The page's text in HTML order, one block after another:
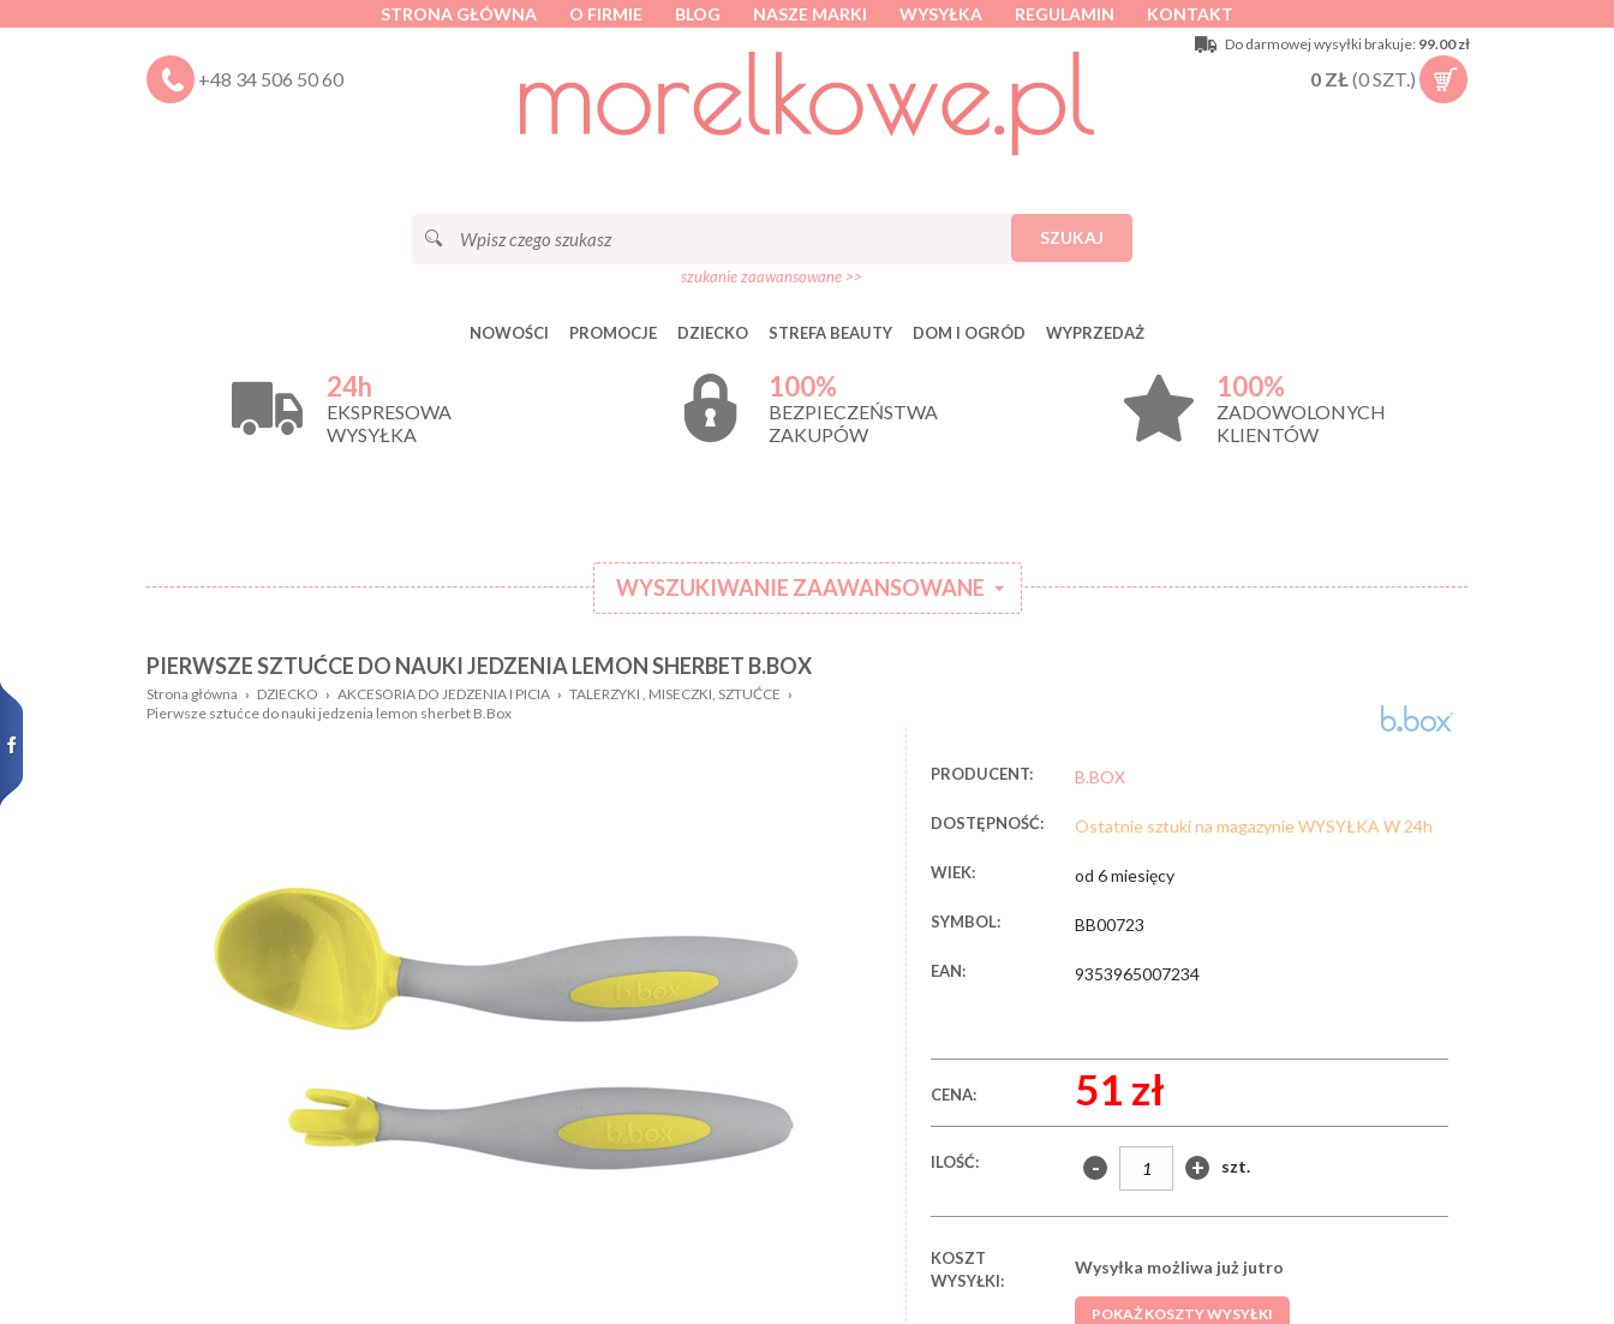
STRONA GŁÓWNA O FIRMIE BLOG NASZE MARKI WYSYŁKA REGULAMIN KONTAKT
+48 34 506 50 60
Do darmowej wysyłki brakuje: 99.00 zł
0 ZŁ(0SZT.)
SZUKAJ
szukanie zaawansowane >>
NOWOŚCI PROMOCJE DZIECKO STREFA BEAUTY DOM I OGRÓD WYPRZEDAŻ
24h
EKSPRESOWA
WYSYŁKA
100%
BEZPIECZEŃSTWA
ZAKUPÓW
100%
ZADOWOLONYCH
KLIENTÓW
WYSZUKIWANIE ZAAWANSOWANE
Nazwa:
Wiek
Płeć:
Kolor:
Kategoria:
PIERWSZE SZTUĆCE DO NAUKI JEDZENIA LEMON SHERBET B.BOX
Strona główna › DZIECKO › AKCESORIA DO JEDZENIA I PICIA › TALERZYKI , MISECZKI, SZTUĆCE ›
Pierwsze sztućce do nauki jedzenia lemon sherbet B.Box
PRODUCENT: B.BOX
DOSTĘPNOŚĆ: Ostatnie sztuki na magazynie WYSYŁKA W 24h
WIEK: od 6 miesięcy
SYMBOL: BB00723
EAN: 9353965007234
CENA: 51 zł
ILOŚĆ: - + szt.
KOSZT
WYSYŁKI:
Wysyłka możliwa już jutro
POKAŻ KOSZTY WYSYŁKI